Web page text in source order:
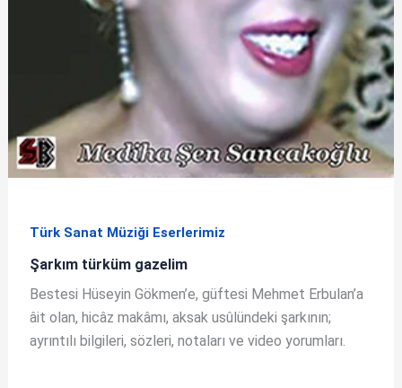
Türk Sanat Müziği Eserlerimiz
Şarkım türküm gazelim
Bestesi Hüseyin Gökmen’e, güftesi Mehmet Erbulan’a
âit olan, hicâz makâmı, aksak usûlündeki şarkının;
ayrıntılı bilgileri, sözleri, notaları ve video yorumları.